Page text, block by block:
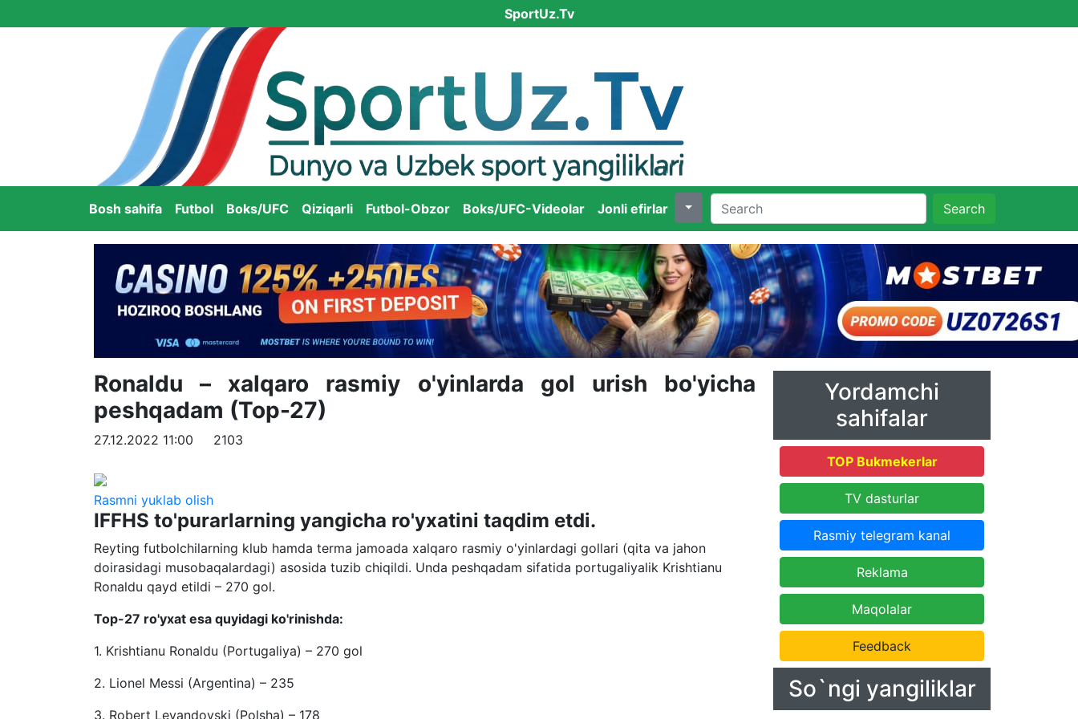
SportUz.Tv
Bosh sahifa Futbol Boks/UFC Qiziqarli Futbol-Obzor Boks/UFC-Videolar Jonli efirlar Search
Ronaldu – xalqaro rasmiy o'yinlarda gol urish bo'yicha
peshqadam (Top-27)
27.12.2022 11:00 2103
Rasmni yuklab olish
IFFHS to'purarlarning yangicha ro'yxatini taqdim etdi.
Reyting futbolchilarning klub hamda terma jamoada xalqaro rasmiy o'yinlardagi gollari (qita va jahon
doirasidagi musobaqalardagi) asosida tuzib chiqildi. Unda peshqadam sifatida portugaliyalik Krishtianu
Ronaldu qayd etildi – 270 gol.
Top-27 ro'yxat esa quyidagi ko'rinishda:
1. Krishtianu Ronaldu (Portugaliya) – 270 gol
2. Lionel Messi (Argentina) – 235
3. Robert Levandovski (Polsha) – 178
Yordamchi
sahifalar
TOP Bukmekerlar
TV dasturlar
Rasmiy telegram kanal
Reklama
Maqolalar
Feedback
So`ngi yangiliklar